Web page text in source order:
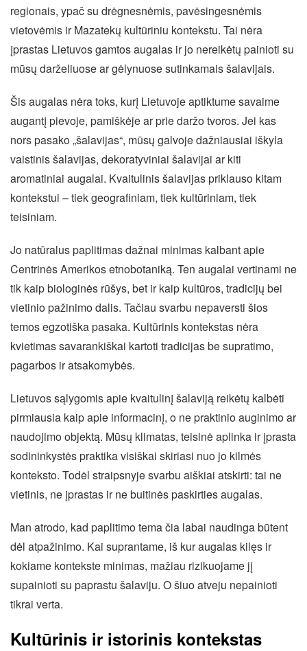
regionais, ypač su drėgnesnėmis, pavėsingesnėmis
vietovėmis ir Mazatekų kultūriniu kontekstu. Tai nėra
įprastas Lietuvos gamtos augalas ir jo nereikėtų painioti su
mūsų darželiuose ar gėlynuose sutinkamais šalavijais.
Šis augalas nėra toks, kurį Lietuvoje aptiktume savaime
augantį pievoje, pamiškėje ar prie daržo tvoros. Jei kas
nors pasako „šalavijas“, mūsų galvoje dažniausiai iškyla
vaistinis šalavijas, dekoratyviniai šalavijai ar kiti
aromatiniai augalai. Kvaitulinis šalavijas priklauso kitam
kontekstui – tiek geografiniam, tiek kultūriniam, tiek
teisiniam.
Jo natūralus paplitimas dažnai minimas kalbant apie
Centrinės Amerikos etnobotaniką. Ten augalai vertinami ne
tik kaip biologinės rūšys, bet ir kaip kultūros, tradicijų bei
vietinio pažinimo dalis. Tačiau svarbu nepaversti šios
temos egzotiška pasaka. Kultūrinis kontekstas nėra
kvietimas savarankiškai kartoti tradicijas be supratimo,
pagarbos ir atsakomybės.
Lietuvos sąlygomis apie kvaitulinį šalaviją reikėtų kalbėti
pirmiausia kaip apie informacinį, o ne praktinio auginimo ar
naudojimo objektą. Mūsų klimatas, teisinė aplinka ir įprasta
sodininkystės praktika visiškai skiriasi nuo jo kilmės
konteksto. Todėl straipsnyje svarbu aiškiai atskirti: tai ne
vietinis, ne įprastas ir ne buitinės paskirties augalas.
Man atrodo, kad paplitimo tema čia labai naudinga būtent
dėl atpažinimo. Kai suprantame, iš kur augalas kilęs ir
kokiame kontekste minimas, mažiau rizikuojame jį
supainioti su paprastu šalaviju. O šiuo atveju nepainioti
tikrai verta.
Kultūrinis ir istorinis kontekstas